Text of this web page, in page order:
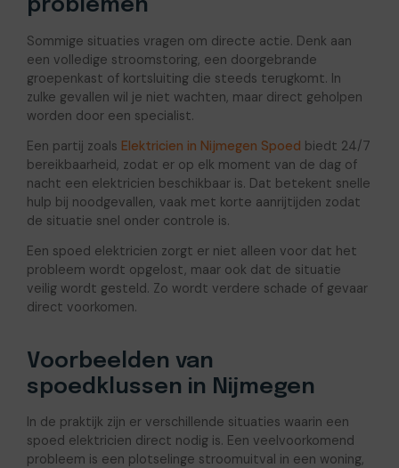
problemen
Sommige situaties vragen om directe actie. Denk aan
een volledige stroomstoring, een doorgebrande
groepenkast of kortsluiting die steeds terugkomt. In
zulke gevallen wil je niet wachten, maar direct geholpen
worden door een specialist.
Een partij zoals Elektricien in Nijmegen Spoed biedt 24/7
bereikbaarheid, zodat er op elk moment van de dag of
nacht een elektricien beschikbaar is. Dat betekent snelle
hulp bij noodgevallen, vaak met korte aanrijtijden zodat
de situatie snel onder controle is.
Een spoed elektricien zorgt er niet alleen voor dat het
probleem wordt opgelost, maar ook dat de situatie
veilig wordt gesteld. Zo wordt verdere schade of gevaar
direct voorkomen.
Voorbeelden van
spoedklussen in Nijmegen
In de praktijk zijn er verschillende situaties waarin een
spoed elektricien direct nodig is. Een veelvoorkomend
probleem is een plotselinge stroomuitval in een woning,